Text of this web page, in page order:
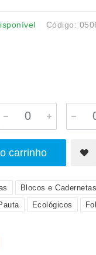
Código:
carrinho
Blocos e Cadernetas
Ecológicos